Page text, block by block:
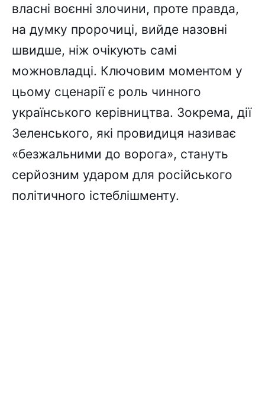
власні воєнні злочини, проте правда,
на думку пророчиці, вийде назовні
швидше, ніж очікують самі
можновладці. Ключовим моментом у
цьому сценарії є роль чинного
українського керівництва. Зокрема, дії
Зеленського, які провидиця називає
«безжальними до ворога», стануть
серйозним ударом для російського
політичного істеблішменту.